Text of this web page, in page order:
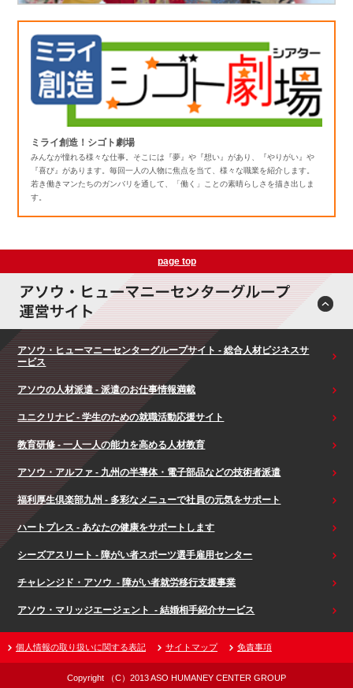
ミライ創造！シゴト劇場
みんなが憧れる様々な仕事。そこには『夢』や『想い』があり、『やりがい』や
『喜び』があります。毎回一人の人物に焦点を当て、様々な職業を紹介します。
若き働きマンたちのガンバリを通して、「働く」ことの素晴らしさを描き出しま
す。
page top
アソウ・ヒューマニーセンターグループサイト - 総合人材ビジネスサ
ービス
アソウの人材派遣 - 派遣のお仕事情報満載
ユニクリナビ - 学生のための就職活動応援サイト
教育研修 - 一人一人の能力を高める人材教育
アソウ・アルファ - 九州の半導体・電子部品などの技術者派遣
福利厚生倶楽部九州 - 多彩なメニューで社員の元気をサポート
ハートプレス - あなたの健康をサポートします
シーズアスリート - 障がい者スポーツ選手雇用センター
チャレンジド・アソウ - 障がい者就労移行支援事業
アソウ・マリッジエージェント - 結婚相手紹介サービス
個人情報の取り扱いに関する表記 サイトマップ 免責事項
Copyright （C）2013 ASO HUMANEY CENTER GROUP